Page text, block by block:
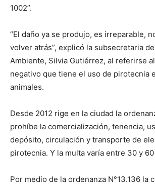
1002”.
“El daño ya se produjo, es irreparable,
volver atrás”, explicó la subsecretaria
Ambiente, Silvia Gutiérrez, al referirse
negativo que tiene el uso de pirotecnia
animales.
Desde 2012 rige en la ciudad la
prohíbe la comercialización, tenencia,
depósito, circulación y transporte de
pirotecnia. Y la multa varía entre 30 y
Por medio de la ordenanza N°13.136 la